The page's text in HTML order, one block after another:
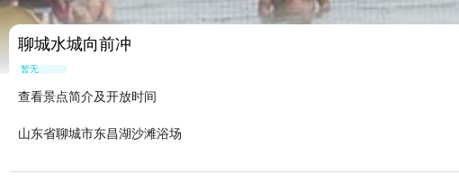
聊城水城向前冲
暂无点评
查看景点简介及开放时间
山东省聊城市东昌湖沙滩浴场